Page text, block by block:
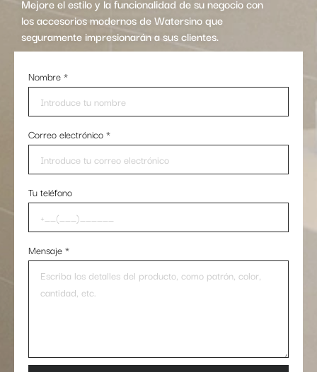
Mejore el estilo y la funcionalidad de su negocio con
los accesorios modernos de Watersino que
seguramente impresionarán a sus clientes.
Nombre*
Correo electrónico*
Tu teléfono
Mensaje*